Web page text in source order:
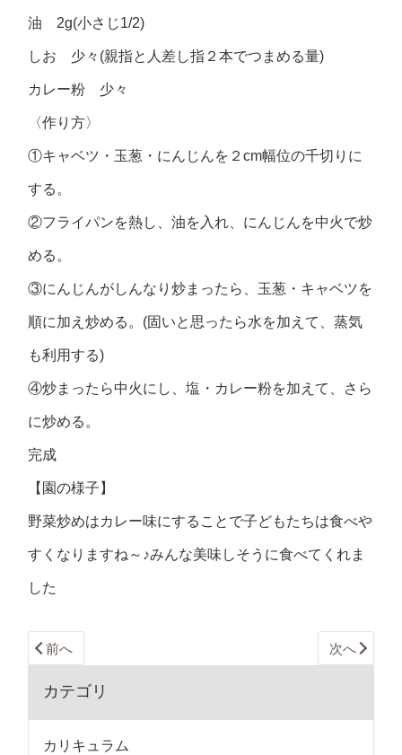
油 2g(小さじ1/2)
しお 少々(親指と人差し指２本でつまめる量)
カレー粉 少々
〈作り方〉
①キャベツ・玉葱・にんじんを２cm幅位の千切りに
する。
②フライパンを熱し、油を入れ、にんじんを中火で炒
める。
③にんじんがしんなり炒まったら、玉葱・キャベツを
順に加え炒める。(固いと思ったら水を加えて、蒸気
も利用する)
④炒まったら中火にし、塩・カレー粉を加えて、さら
に炒める。
完成
【園の様子】
野菜炒めはカレー味にすることで子どもたちは食べや
すくなりますね～♪みんな美味しそうに食べてくれま
した
前へ 次へ
カテゴリ
カリキュラム